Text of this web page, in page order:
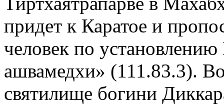
придет к Каратое и
человек по
ашвамедхи» (111.83.3).
святилище богини